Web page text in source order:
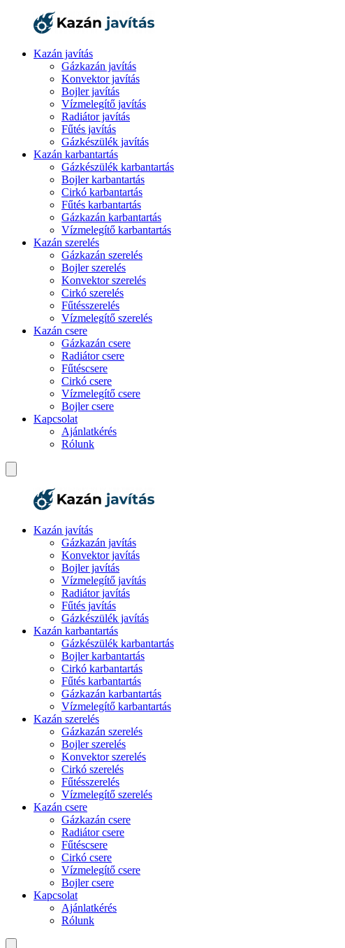
Kazán javítás
Gázkazán javítás
Konvektor javítás
Bojler javítás
Vízmelegítő javítás
Radiátor javítás
Fűtés javítás
Gázkészülék javítás
Kazán karbantartás
Gázkészülék karbantartás
Bojler karbantartás
Cirkó karbantartás
Fűtés karbantartás
Gázkazán karbantartás
Vízmelegítő karbantartás
Kazán szerelés
Gázkazán szerelés
Bojler szerelés
Konvektor szerelés
Cirkó szerelés
Fűtésszerelés
Vízmelegítő szerelés
Kazán csere
Gázkazán csere
Radiátor csere
Fűtéscsere
Cirkó csere
Vízmelegítő csere
Bojler csere
Kapcsolat
Ajánlatkérés
Rólunk
Kazán javítás
Gázkazán javítás
Konvektor javítás
Bojler javítás
Vízmelegítő javítás
Radiátor javítás
Fűtés javítás
Gázkészülék javítás
Kazán karbantartás
Gázkészülék karbantartás
Bojler karbantartás
Cirkó karbantartás
Fűtés karbantartás
Gázkazán karbantartás
Vízmelegítő karbantartás
Kazán szerelés
Gázkazán szerelés
Bojler szerelés
Konvektor szerelés
Cirkó szerelés
Fűtésszerelés
Vízmelegítő szerelés
Kazán csere
Gázkazán csere
Radiátor csere
Fűtéscsere
Cirkó csere
Vízmelegítő csere
Bojler csere
Kapcsolat
Ajánlatkérés
Rólunk